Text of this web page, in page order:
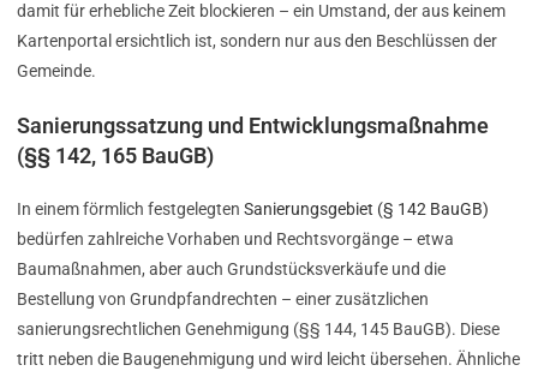
damit für erhebliche Zeit blockieren – ein Umstand, der aus keinem
Kartenportal ersichtlich ist, sondern nur aus den Beschlüssen der
Gemeinde.
Sanierungssatzung und Entwicklungsmaßnahme
(§§ 142, 165 BauGB)
In einem förmlich festgelegten Sanierungsgebiet (§ 142 BauGB)
bedürfen zahlreiche Vorhaben und Rechtsvorgänge – etwa
Baumaßnahmen, aber auch Grundstücksverkäufe und die
Bestellung von Grundpfandrechten – einer zusätzlichen
sanierungsrechtlichen Genehmigung (§§ 144, 145 BauGB). Diese
tritt neben die Baugenehmigung und wird leicht übersehen. Ähnliche